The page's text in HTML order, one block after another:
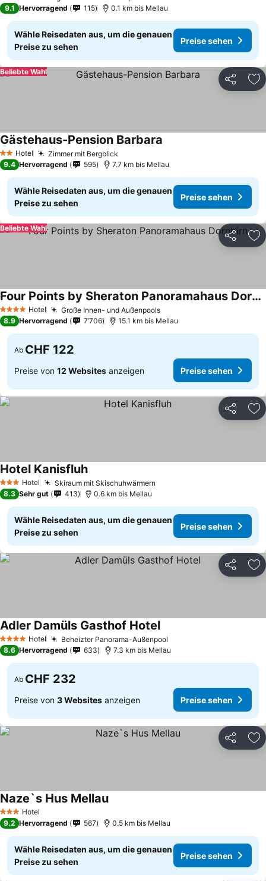
9.1 Hervorragend 115 0.1 km bis Mellau
Wähle Reisedaten aus, um die genauen
Preise zu sehen
Preise sehen
Teilen
Beliebte Wahl
2 Sterne
Hotel Zimmer mit Bergblick
Gästehaus-Pension Barbara
9.4 Hervorragend 595 7.7 km bis Mellau
Wähle Reisedaten aus, um die genauen
Preise zu sehen
Preise sehen
Teilen
Beliebte Wahl
4 Sterne Hotel Große Innen- und Außenpools
Four Points by Sheraton Panoramahaus Dornbirn
8.9 Hervorragend 7’706 15.1 km bis Mellau
Ab CHF 122
Preise von 12 Websites anzeigen Preise sehen
Teilen
3 SterneHotel Skiraum mit Skischuhwärmern
Hotel Kanisfluh
8.3 Sehr gut 413 0.6 km bis Mellau
Wähle Reisedaten aus, um die genauen
Preise zu sehen
Preise sehen
Teilen
4 Sterne Hotel Beheizter Panorama-Außenpool
Adler Damüls Gasthof Hotel
8.6 Hervorragend 633 7.3 km bis Mellau
Ab CHF 232
Preise von 3 Websites anzeigen Preise sehen
Teilen
3 SterneHotel
Naze`s Hus Mellau
9.2 Hervorragend 567 0.5 km bis Mellau
Wähle Reisedaten aus, um die genauen
Preise zu sehen
Preise sehen